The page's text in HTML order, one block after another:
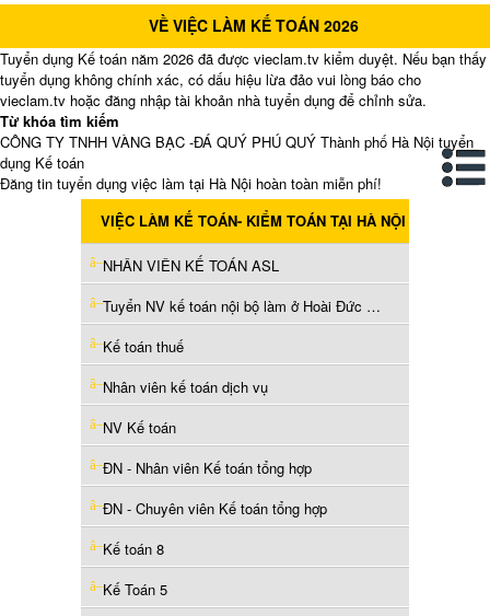
VỀ VIỆC LÀM KẾ TOÁN 2026
Tuyển dụng Kế toán năm 2026 đã được vieclam.tv kiểm duyệt. Nếu bạn thấy
tuyển dụng không chính xác, có dấu hiệu lừa đảo vui lòng báo cho
vieclam.tv hoặc đăng nhập tài khoản nhà tuyển dụng để chỉnh sửa.
Từ khóa tìm kiếm
CÔNG TY TNHH VÀNG BẠC -ĐÁ QUÝ PHÚ QUÝ Thành phố Hà Nội tuyển
dụng Kế toán
Đăng tin tuyển dụng việc làm tại Hà Nội hoàn toàn miễn phí!
VIỆC LÀM KẾ TOÁN- KIỂM TOÁN TẠI HÀ NỘI
NHÂN VIÊN KẾ TOÁN ASL
Tuyển NV kế toán nội bộ làm ở Hoài Đức Hà Nội
Kế toán thuế
Nhân viên kế toán dịch vụ
NV Kế toán
ĐN - Nhân viên Kế toán tổng hợp
ĐN - Chuyên viên Kế toán tổng hợp
Kế toán 8
Kế Toán 5